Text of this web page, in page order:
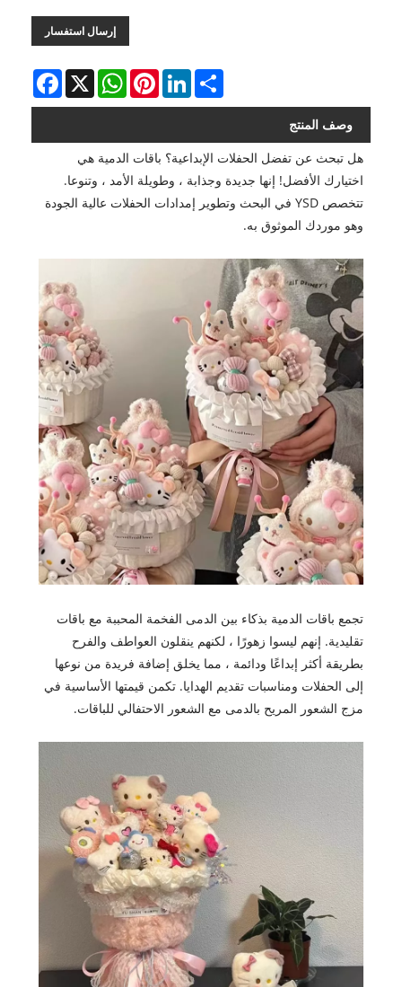
إرسال استفسار
Facebook X
WhatsAppPinterestLinkedInShare
وصف المنتج
هل تبحث عن تفضل الحفلات الإبداعية؟ باقات الدمية هي
اختيارك الأفضل! إنها جديدة وجذابة ، وطويلة الأمد ، وتنوعا.
تتخصص YSD في البحث وتطوير إمدادات الحفلات عالية الجودة
وهو موردك الموثوق به.
تجمع باقات الدمية بذكاء بين الدمى الفخمة المحببة مع باقات
تقليدية. إنهم ليسوا زهورًا ، لكنهم ينقلون العواطف والفرح
بطريقة أكثر إبداعًا ودائمة ، مما يخلق إضافة فريدة من نوعها
إلى الحفلات ومناسبات تقديم الهدايا. تكمن قيمتها الأساسية في
مزج الشعور المريح بالدمى مع الشعور الاحتفالي للباقات.